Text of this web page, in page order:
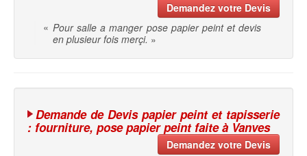
Demandez votre Devis
« Pour salle a manger pose papier peint et devis
en plusieur fois merçi. »
Demande de Devis papier peint et tapisserie
: fourniture, pose papier peint faite à Vanves
Demandez votre Devis